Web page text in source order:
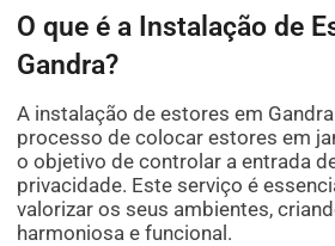
O que é a Instalação de
Gandra?
A instalação de estores em
processo de colocar estores em
o objetivo de controlar a entrada
privacidade. Este serviço é
valorizar os seus ambientes,
harmoniosa e funcional.